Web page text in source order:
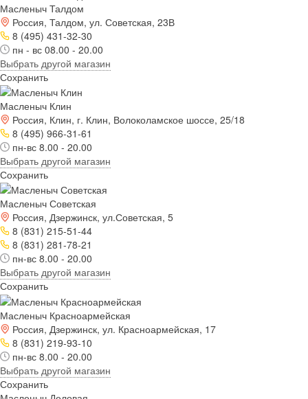
Масленыч Талдом
Россия, Талдом, ул. Советская, 23В
8 (495) 431-32-30
пн - вс 08.00 - 20.00
Выбрать другой магазин
Сохранить
Масленыч Клин
Россия, Клин, г. Клин, Волоколамское шоссе, 25/18
8 (495) 966-31-61
пн-вс 8.00 - 20.00
Выбрать другой магазин
Сохранить
Масленыч Советская
Россия, Дзержинск, ул.Советская, 5
8 (831) 215-51-44
8 (831) 281-78-21
пн-вс 8.00 - 20.00
Выбрать другой магазин
Сохранить
Масленыч Красноармейская
Россия, Дзержинск, ул. Красноармейская, 17
8 (831) 219-93-10
пн-вс 8.00 - 20.00
Выбрать другой магазин
Сохранить